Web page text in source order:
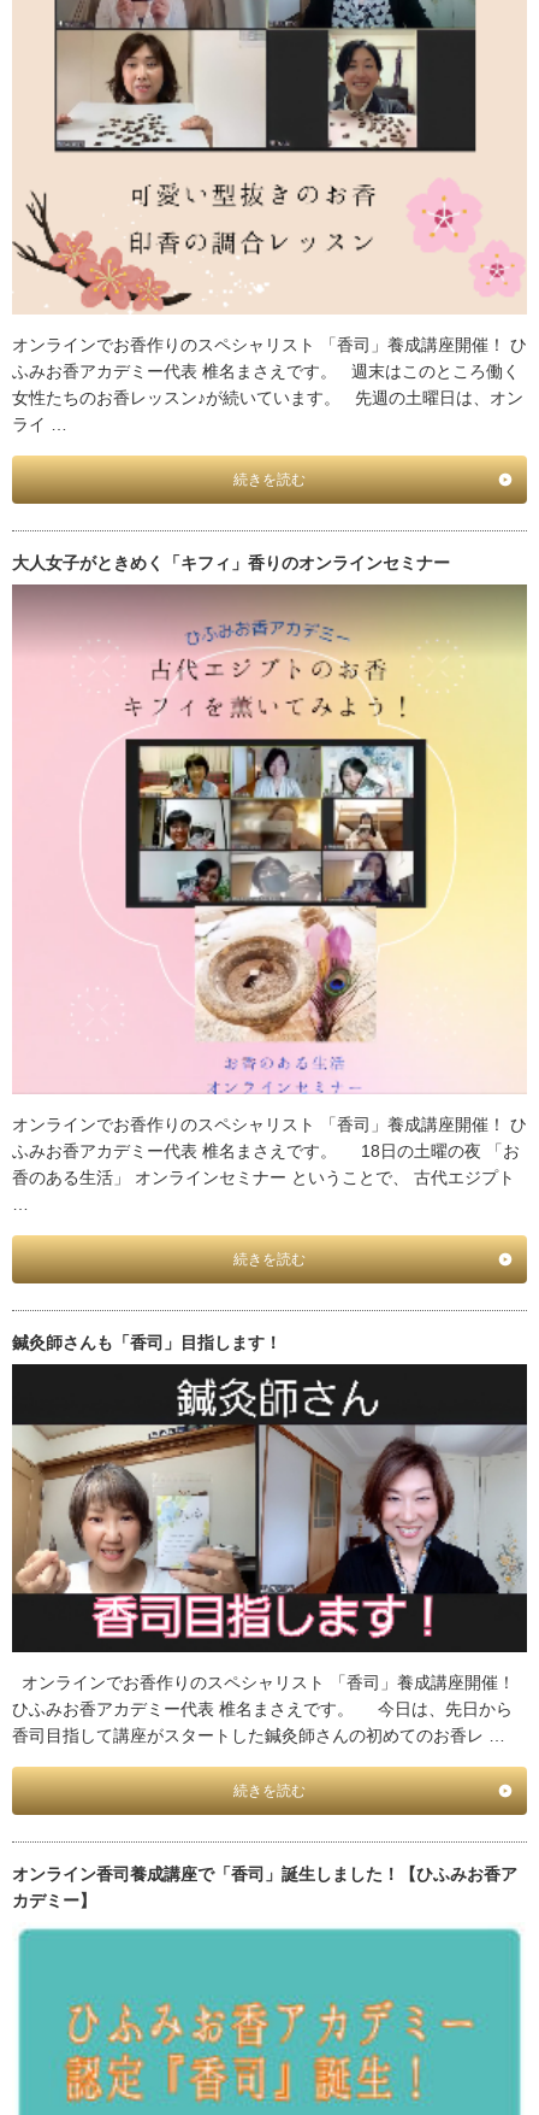
オンラインでお香作りのスペシャリスト 「香司」養成講座開催！ ひ
ふみお香アカデミー代表 椎名まさえです。 週末はこのところ働く
女性たちのお香レッスン♪が続いています。 先週の土曜日は、オン
ライ …
続きを読む
大人女子がときめく「キフィ」香りのオンラインセミナー
オンラインでお香作りのスペシャリスト 「香司」養成講座開催！ ひ
ふみお香アカデミー代表 椎名まさえです。 18日の土曜の夜 「お
香のある生活」 オンラインセミナー ということで、 古代エジプト
…
続きを読む
鍼灸師さんも「香司」目指します！
オンラインでお香作りのスペシャリスト 「香司」養成講座開催！
ひふみお香アカデミー代表 椎名まさえです。 今日は、先日から
香司目指して講座がスタートした鍼灸師さんの初めてのお香レ …
続きを読む
オンライン香司養成講座で「香司」誕生しました！【ひふみお香ア
カデミー】